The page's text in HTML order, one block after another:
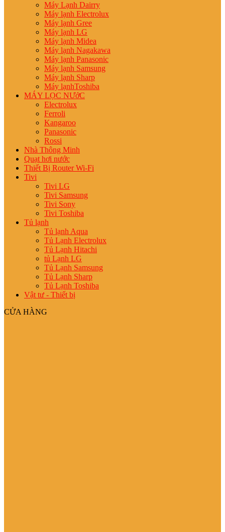
Máy Lạnh Dairry
Máy lạnh Electrolux
Máy lạnh Gree
Máy lạnh LG
Máy lạnh Midea
Máy lạnh Nagakawa
Máy lạnh Panasonic
Máy lạnh Samsung
Máy lạnh Sharp
Máy lạnhToshiba
MÁY LỌC NƯớC
Electrolux
Ferroli
Kangaroo
Panasonic
Rossi
Nhà Thông Minh
Quạt hơi nước
Thiết Bị Router Wi-Fi
Tivi
Tivi LG
Tivi Samsung
Tivi Sony
Tivi Toshiba
Tủ lạnh
Tủ lạnh Aqua
Tủ Lạnh Electrolux
Tủ Lạnh Hitachi
tủ Lạnh LG
Tủ Lạnh Samsung
Tủ Lạnh Sharp
Tủ Lạnh Toshiba
Vật tư - Thiết bị
CỬA HÀNG